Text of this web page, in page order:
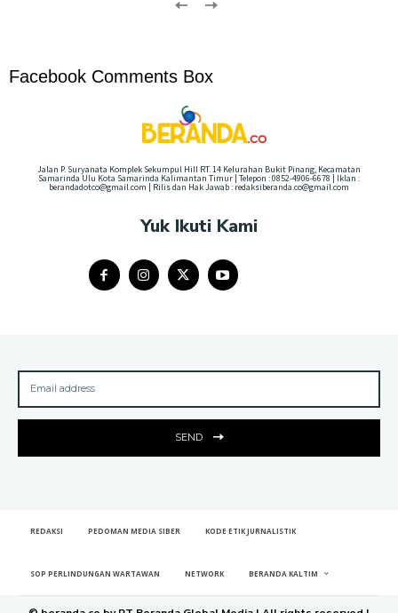
Facebook Comments Box
Jalan P. Suryanata Komplek Sekumpul Hill RT. 14 Kelurahan Bukit Pinang, Kecamatan
Samarinda Ulu Kota Samarinda Kalimantan Timur | Telepon : 0852-4906-6678 | Iklan :
berandadotco@gmail.com | Rilis dan Hak Jawab : redaksiberanda.co@gmail.com
Yuk Ikuti Kami
SEND
REDAKSI PEDOMAN MEDIA SIBER KODE ETIK JURNALISTIK
SOP PERLINDUNGAN WARTAWAN NETWORK BERANDA KALTIM